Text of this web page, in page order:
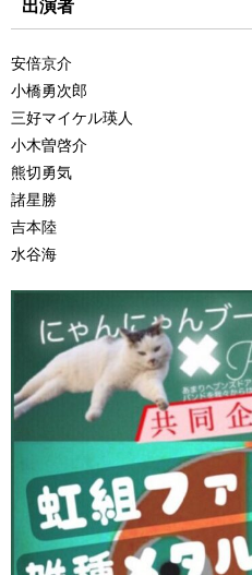
出演者
安倍京介
小橋勇次郎
三好マイケル瑛人
小木曽啓介
熊切勇気
諸星勝
吉本陸
水谷海